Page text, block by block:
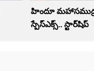
హిందూ
స్పేస్‌ఎక్స్‌.. స్టార్‌షిప్‌